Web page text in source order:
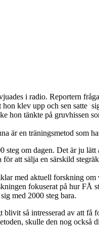
i radio. Reportern
klev upp och sen
hon tänkte på gruvhissen
är en träningsmetod som
steg om dagen. Det är ju
för att sälja en särskild
med aktuell forskning
fokuserat på hur FÅ
med 2000 steg bara.
blivit så intresserad av att få
skulle den nog